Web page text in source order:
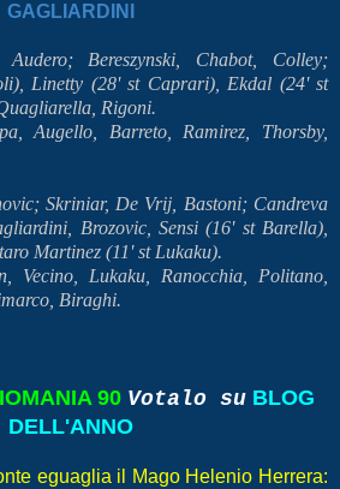
GAGLIARDINI
Bereszynski, Chabot, Colley;
Linetty (28' st Caprari), Ekdal (24' st
Rigoni.
Augello, Barreto, Ramirez, Thorsby,
Skriniar, De Vrij, Bastoni; Candreva
Brozovic, Sensi (16' st Barella),
Martinez (11' st Lukaku).
Vecino, Lukaku, Ranocchia, Politano,
Biraghi.
90 Votalo su BLOG
DELL'ANNO
eguaglia il Mago Helenio Herrera: